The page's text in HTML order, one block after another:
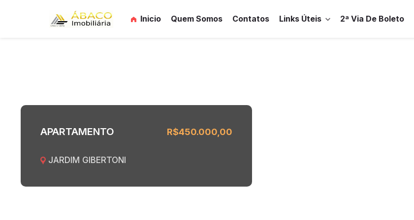
Inicio Quem Somos Contatos Links Úteis 2ª Via De Boleto
APARTAMENTO R$450.000,00
JARDIM GIBERTONI